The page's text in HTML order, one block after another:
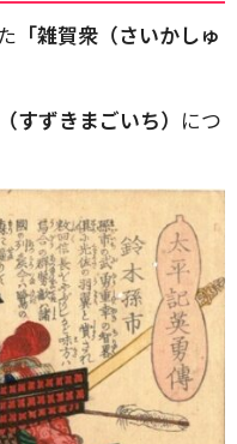
「雑賀衆（さいかしゅ
すずきまごいち） につ